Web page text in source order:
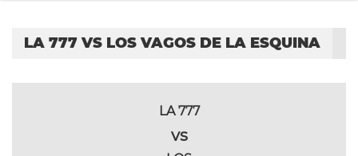
LA 777 VS LOS VAGOS DE LA ESQUINA
LA 777
vs